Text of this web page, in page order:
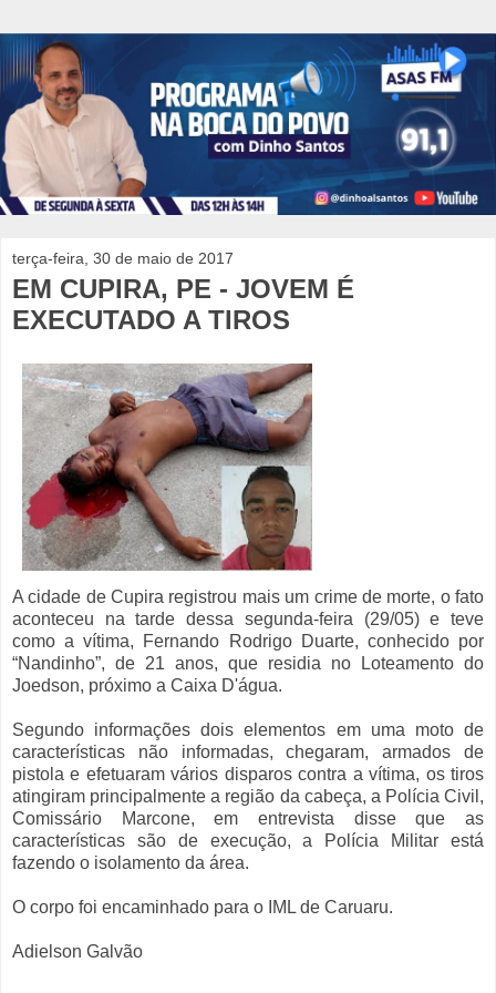
terça-feira, 30 de maio de 2017
EM CUPIRA, PE - JOVEM É
EXECUTADO A TIROS
A cidade de Cupira registrou mais um crime de morte, o fato
aconteceu na tarde dessa segunda-feira (29/05) e teve
como a vítima, Fernando Rodrigo Duarte, conhecido por
“Nandinho”, de 21 anos, que residia no Loteamento do
Joedson, próximo a Caixa D'água.
Segundo informações dois elementos em uma moto de
características não informadas, chegaram, armados de
pistola e efetuaram vários disparos contra a vítima, os tiros
atingiram principalmente a região da cabeça, a Polícia Civil,
Comissário Marcone, em entrevista disse que as
características são de execução, a Polícia Militar está
fazendo o isolamento da área.
O corpo foi encaminhado para o IML de Caruaru.
Adielson Galvão